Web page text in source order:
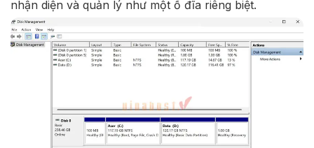
nhận diện và quản lý như một ổ đĩa riêng biệt.